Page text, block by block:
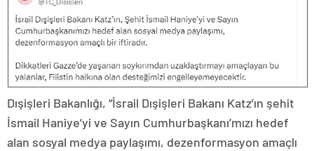
Dışişleri Bakanlığı, “İsrail Dışişleri Bakanı Katz’ın şehit
İsmail Haniye’yi ve Sayın Cumhurbaşkanı’mızı hedef
alan sosyal medya paylaşımı, dezenformasyon amaçlı